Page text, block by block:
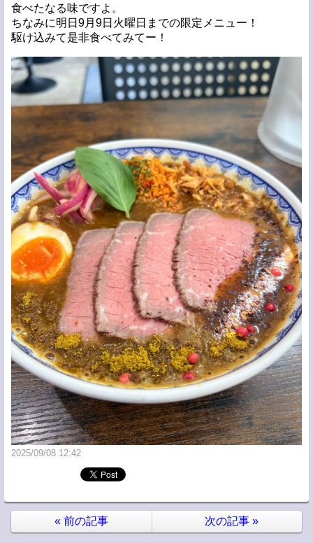
食べたなる味ですよ。
ちなみに明日9月9日火曜日までの限定メニュー！
駆け込みて是非食べてみてー！
2025/09/08 12:42
« 前の記事 次の記事 »